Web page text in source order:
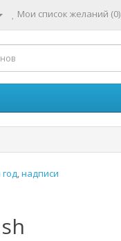
Мои список желаний (0)
,надписи